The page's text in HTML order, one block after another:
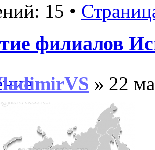
15 •
филиалов
» 22